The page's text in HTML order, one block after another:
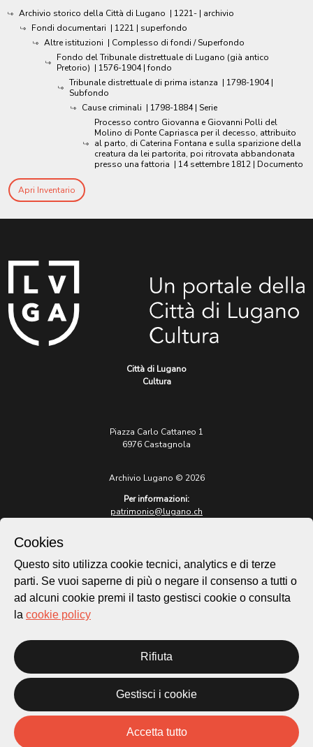
Archivio storico della Città di Lugano | 1221- | archivio
Fondi documentari | 1221 | superfondo
Altre istituzioni | Complesso di fondi / Superfondo
Fondo del Tribunale distrettuale di Lugano (già antico
Pretorio) | 1576-1904 | fondo
Tribunale distrettuale di prima istanza | 1798-1904 |
Subfondo
Cause criminali | 1798-1884 | Serie
Processo contro Giovanna e Giovanni Polli del
Molino di Ponte Capriasca per il decesso, attribuito
al parto, di Caterina Fontana e sulla sparizione della
creatura da lei partorita, poi ritrovata abbandonata
presso una fattoria | 14 settembre 1812 | Documento
Apri Inventario
Città di Lugano
Cultura
Piazza Carlo Cattaneo 1
6976 Castagnola
Archivio Lugano © 2026
Per informazioni:
patrimonio@lugano.ch
lugano.ch
Cookie policy
Homepage
Temi
Mappa
Novità
Progetti
Cookies
Questo sito utilizza cookie tecnici, analytics e di terze
parti. Se vuoi saperne di più o negare il consenso a tutti o
ad alcuni cookie premi il tasto gestisci cookie o consulta
la cookie policy
Rifiuta
Gestisci i cookie
Accetta tutto